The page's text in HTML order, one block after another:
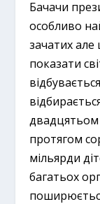
Бачачи
особливо
зачатих
показати
двадцятьом
протягом
мільярди
багатьох